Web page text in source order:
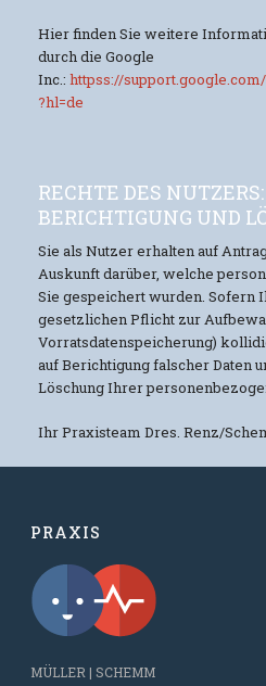
Hier finden Sie weitere
durch die Google
Inc.: httpss://
?hl=de
RECHTE DES
BERICHTIGUNG UND
Sie als Nutzer erhalten auf
Auskunft darüber, welche
Sie gespeichert wurden. Sofern
gesetzlichen Pflicht zur
Vorratsdatenspeicherung)
auf Berichtigung falscher Daten
Löschung Ihrer
Ihr Praxisteam Dres. Renz/
PRAXIS
MÜLLER | SCHEMM